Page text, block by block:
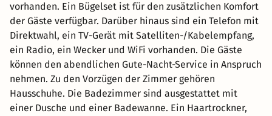
vorhanden. Ein Bügelset ist für den zusätzlichen Komfort
der Gäste verfügbar. Darüber hinaus sind ein Telefon mit
Direktwahl, ein TV-Gerät mit Satelliten-/Kabelempfang,
ein Radio, ein Wecker und WiFi vorhanden. Die Gäste
können den abendlichen Gute-Nacht-Service in Anspruch
nehmen. Zu den Vorzügen der Zimmer gehören
Hausschuhe. Die Badezimmer sind ausgestattet mit
einer Dusche und einer Badewanne. Ein Haartrockner,